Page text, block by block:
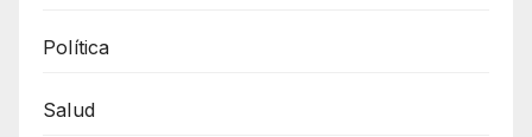
Política
Salud